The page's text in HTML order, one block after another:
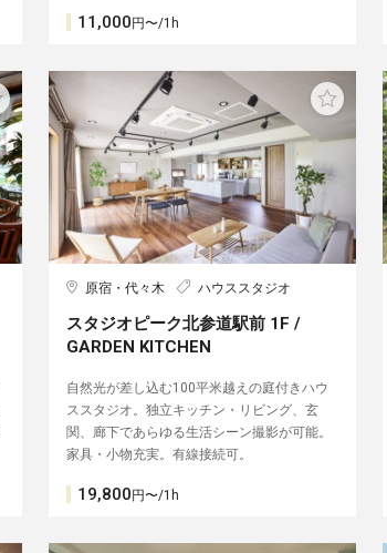
11,000 円〜/1h
原宿・代々木 ハウススタジオ
スタジオピーク北参道駅前 1F /
GARDEN KITCHEN︎
自然光が差し込む100平米越えの庭付きハウ
ススタジオ。独立キッチン・リビング、玄
関、廊下であらゆる生活シーン撮影が可能。
家具・小物充実。有線接続可。
19,800 円〜/1h